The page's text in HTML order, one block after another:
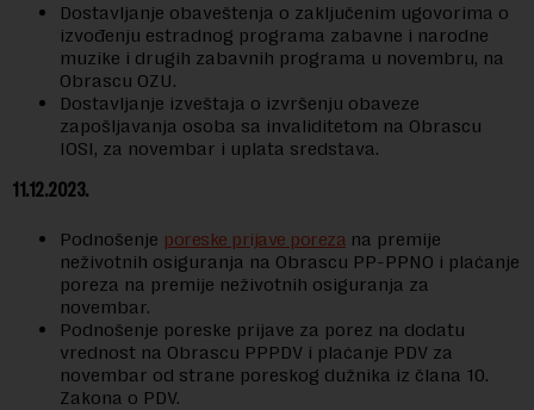
Dostavljanje obaveštenja o zaključenim ugovorima o
izvođenju estradnog programa zabavne i narodne
muzike i drugih zabavnih programa u novembru, na
Obrascu OZU.
Dostavljanje izveštaja o izvršenju obaveze
zapošljavanja osoba sa invaliditetom na Obrascu
IOSI, za novembar i uplata sredstava.
11.12.2023.
Podnošenje poreske prijave poreza na premije
neživotnih osiguranja na Obrascu PP-PPNO i plaćanje
poreza na premije neživotnih osiguranja za
novembar.
Podnošenje poreske prijave za porez na dodatu
vrednost na Obrascu PPPDV i plaćanje PDV za
novembar od strane poreskog dužnika iz člana 10.
Zakona o PDV.